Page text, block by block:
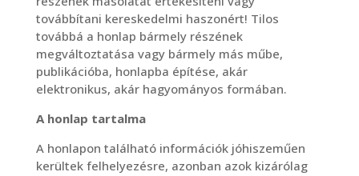
továbbítani kereskedelmi haszonért! Tilos
továbbá a honlap bármely részének
megváltoztatása vagy bármely más műbe,
publikációba, honlapba építése, akár
elektronikus, akár hagyományos formában.
A honlap tartalma
A honlapon található információk jóhiszeműen
kerültek felhelyezésre, azonban azok kizárólag